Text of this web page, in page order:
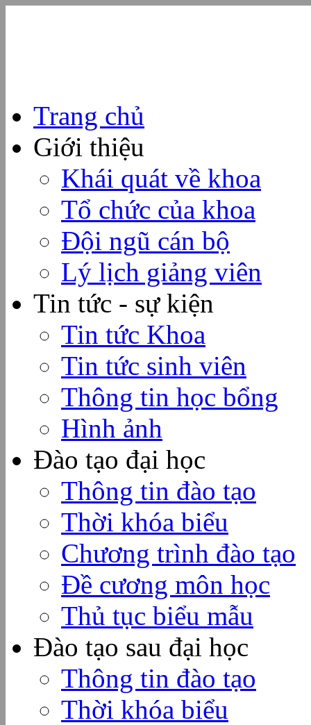
Trang chủ
Giới thiệu
Khái quát về khoa
Tổ chức của khoa
Đội ngũ cán bộ
Lý lịch giảng viên
Tin tức - sự kiện
Tin tức Khoa
Tin tức sinh viên
Thông tin học bổng
Hình ảnh
Đào tạo đại học
Thông tin đào tạo
Thời khóa biểu
Chương trình đào tạo
Đề cương môn học
Thủ tục biểu mẫu
Đào tạo sau đại học
Thông tin đào tạo
Thời khóa biểu